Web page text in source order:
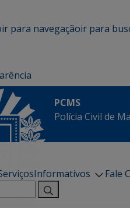
ir para navegaçãoir para
PCMS
Polícia Civil de
Informativos Fale